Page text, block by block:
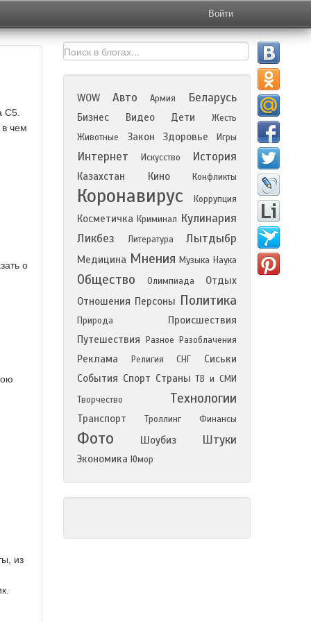
Войти
C5.
в чем
о
из
WOW Авто Армия Беларусь
Бизнес Видео Дети
Жесть
Животные
Закон Здоровье Игры
Интернет Искусство История
Казахстан Кино Конфликты
Коронавирус Коррупция
Косметичка Криминал Кулинария
Ликбез
Литература Лытдыбр
Медицина Мнения Музыка Наука
Общество Олимпиада
Отдых
Отношения Персоны Политика
Природа
Происшествия
Путешествия
Разное Разоблачения
Реклама Религия СНГ
Сиськи
События Спорт Страны ТВ и СМИ
Творчество
Технологии
Транспорт Троллинг Финансы
Фото Шоубиз Штуки
Экономика Юмор